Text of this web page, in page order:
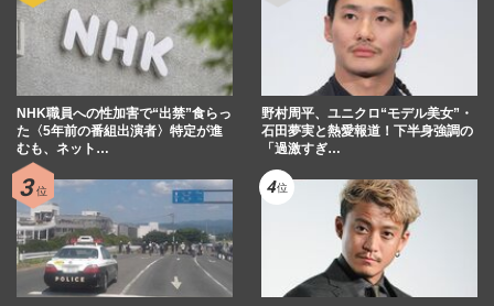
NHK職員への性加害で“出禁”食らっ
た〈5年前の番組出演者〉特定が進
むも、ネット…
野村周平、ユニクロ“モデル美女”・
石田夢実と熱愛報道！下半身強調の
「過激すぎ…